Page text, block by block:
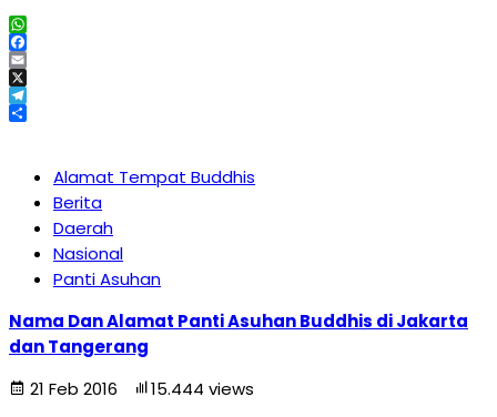
WhatsApp
Facebook
Email
X
Telegram
Alamat Tempat Buddhis
Berita
Daerah
Nasional
Panti Asuhan
Nama Dan Alamat Panti Asuhan Buddhis di Jakarta
dan Tangerang
21 Feb 2016
15.444 views